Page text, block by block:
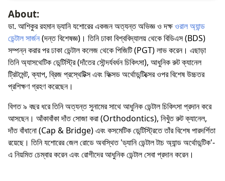
About:
ডা. আশিকুর রহমান ড্যানি যশোরের একজন অত্যন্ত অভিজ্ঞ ও দক্ষওরাল অ্যান্ড
ডেন্টাল সার্জন(দন্ত বিশেষজ্ঞ)। তিনি ঢাকা বিশ্ববিদ্যালয় থেকে বিডিএস (BDS)
সম্পন্ন করার পর ঢাকা ডেন্টাল কলেজ থেকে পিজিটি (PGT) লাভ করেন। এছাড়া
তিনি অ্যাসথেটিক ডেন্টিস্ট্রি (দাঁতের সৌন্দর্যবর্ধন চিকিৎসা), আধুনিক রুট ক্যানেল
ট্রিটমেন্ট, ক্যাপ, ব্রিজ প্রস্থেটিক্স এবং ফিক্সড অর্থোডন্টিক্সের ওপর বিশেষ উচ্চতর
প্রশিক্ষণ গ্রহণ করেছেন।
বিগত ৯ বছর ধরে তিনি অত্যন্ত সুনামের সাথে আধুনিক ডেন্টাল চিকিৎসা প্রদান করে
আসছেন। আঁকাবাঁকা দাঁত সোজা করা (Orthodontics), নিখুঁত রুট ক্যানেল,
দাঁত বাঁধানো (Cap & Bridge) এবং কসমেটিক ডেন্টিস্ট্রিতে তাঁর বিশেষ পারদর্শিতা
রয়েছে। তিনি যশোরের জেল রোডে অবস্থিত 'ড্যানি ডেন্টাল টাচ অ্যান্ড অর্থোডন্টিক'-
এ নিয়মিত চেম্বার করেন এবং রোগীদের আধুনিক ডেন্টাল সেবা প্রদান করেন।